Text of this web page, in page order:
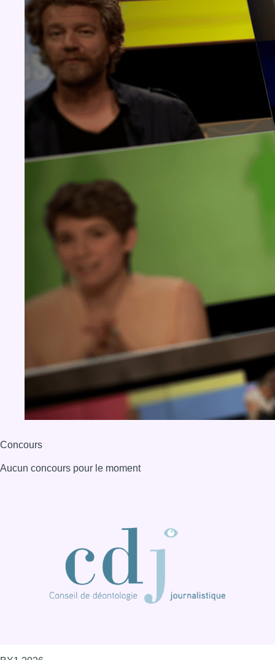
Concours
Aucun concours pour le moment